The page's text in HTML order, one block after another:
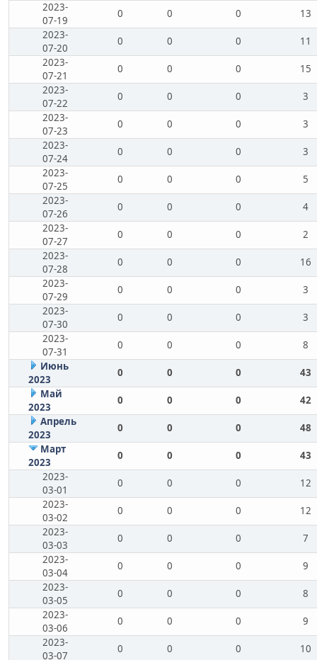
2023-
07-19
0 0 0
13
2023-
07-20
0 0 0
11
2023-
07-21
0 0 0
15
2023-
07-22
0 0 0
3
2023-
07-23
0 0 0
3
2023-
07-24
0 0 0
3
2023-
07-25
0 0 0
5
2023-
07-26
0 0 0
4
2023-
07-27
0 0 0
2
2023-
07-28
0 0 0
16
2023-
07-29
0 0 0
3
2023-
07-30
0 0 0
3
2023-
07-31
0 0 0
8
Июнь
2023
0 0 0
43
Май
2023
0 0 0
42
Апрель
2023
0 0 0
48
Март
2023
0 0 0
43
2023-
03-01
0 0 0
12
2023-
03-02
0 0 0
12
2023-
03-03
0 0 0
7
2023-
03-04
0 0 0
9
2023-
03-05
0 0 0
8
2023-
03-06
0 0 0
9
2023-
03-07
0 0 0 10